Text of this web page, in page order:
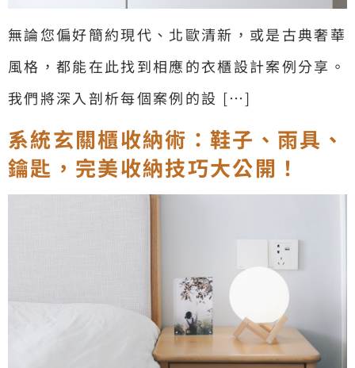
無論您偏好簡約現代、北歐清新，或是古典奢華
風格，都能在此找到相應的衣櫃設計案例分享。
我們將深入剖析每個案例的設 […]
系統玄關櫃收納術：鞋子、雨具、
鑰匙，完美收納技巧大公開！